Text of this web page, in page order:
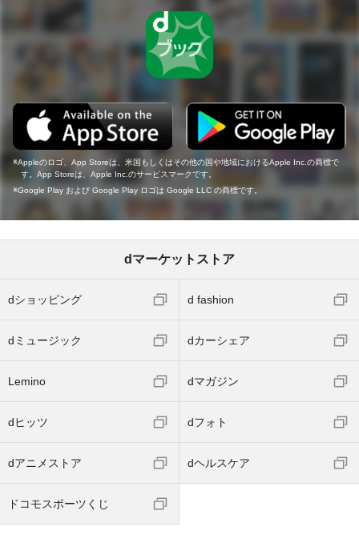
Appleのロゴ、App Storeは、米国もしくはその他の国や地域におけるApple Inc.の商標で
す。App Storeは、Apple Inc.のサービスマークです。
Google Play および Google Play ロゴは Google LLC の商標です。
dマーケットストア
dショッピング d fashion
dミュージック dカーシェア
Lemino dマガジン
dヒッツ dフォト
dアニメストア dヘルスケア
ドコモスポーツくじ